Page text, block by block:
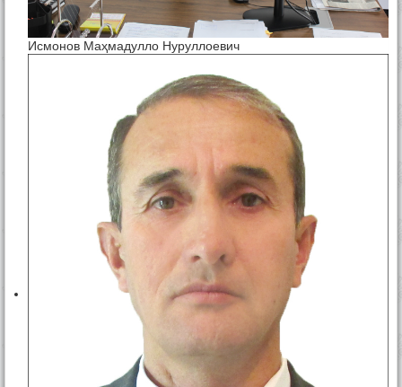
Исмонов Маҳмадулло Нуруллоевич